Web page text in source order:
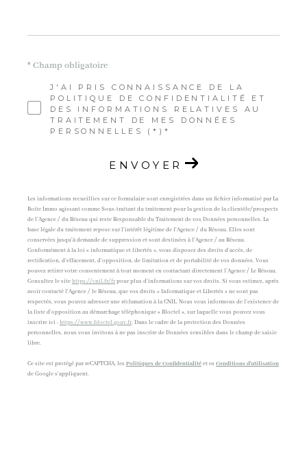
J'AI PRIS CONNAISSANCE DE LA
POLITIQUE DE CONFIDENTIALITÉ ET
DES INFORMATIONS RELATIVES AU
TRAITEMENT DE MES DONNÉES
PERSONNELLES (*)*
* Champ obligatoire
ENVOYER
Les informations recueillies sur ce formulaire sont enregistrées dans un fichier informatisé par La
Boite Immo agissant comme Sous-traitant du traitement pour la gestion de la clientèle/prospects
de l'Agence / du Réseau qui reste Responsable du Traitement de vos Données personnelles. La
base légale du traitement repose sur l'intérêt légitime de l'Agence / du Réseau. Elles sont
conservées jusqu'à demande de suppression et sont destinées à l'Agence / au Réseau.
Conformément à la loi « informatique et libertés », vous disposez des droits d’accès, de
rectification, d’effacement, d’opposition, de limitation et de portabilité de vos données. Vous
pouvez retirer votre consentement à tout moment en contactant directement l’Agence / Le Réseau.
Consultez le sitehttps://cnil.fr/frpour plus d’informations sur vos droits. Si vous estimez, après
avoir contacté l'Agence / le Réseau, que vos droits « Informatique et Libertés » ne sont pas
respectés, vous pouvez adresser une réclamation à la CNIL. Nous vous informons de l’existence de
la liste d'opposition au démarchage téléphonique « Bloctel », sur laquelle vous pouvez vous
inscrire ici :https://www.bloctel.gouv.fr. Dans le cadre de la protection des Données
personnelles, nous vous invitons à ne pas inscrire de Données sensibles dans le champ de saisie
libre.
Ce site est protégé par reCAPTCHA, les Politiques de Confidentialitéet es Conditions d'utilisation
de Google s'appliquent.